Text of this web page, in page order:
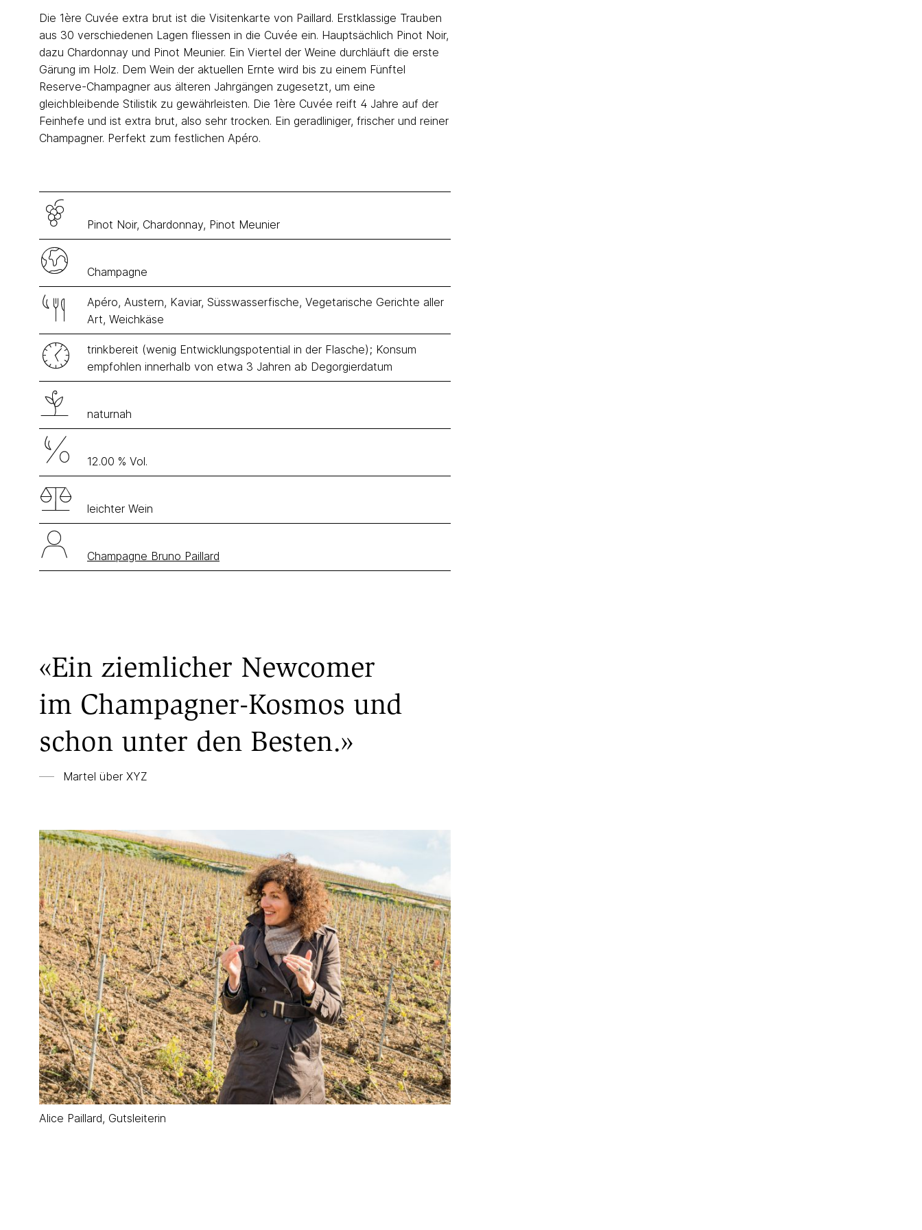
Die 1ère Cuvée extra brut ist die Visitenkarte von Paillard. Erstklassige Trauben
aus 30 verschiedenen Lagen fliessen in die Cuvée ein. Hauptsächlich Pinot Noir,
dazu Chardonnay und Pinot Meunier. Ein Viertel der Weine durchläuft die erste
Gärung im Holz. Dem Wein der aktuellen Ernte wird bis zu einem Fünftel
Reserve-Champagner aus älteren Jahrgängen zugesetzt, um eine
gleichbleibende Stilistik zu gewährleisten. Die 1ère Cuvée reift 4 Jahre auf der
Feinhefe und ist extra brut, also sehr trocken. Ein geradliniger, frischer und reiner
Champagner. Perfekt zum festlichen Apéro.
Pinot Noir, Chardonnay, Pinot Meunier
Champagne
Apéro, Austern, Kaviar, Süsswasserfische, Vegetarische Gerichte aller
Art, Weichkäse
trinkbereit (wenig Entwicklungspotential in der Flasche); Konsum
empfohlen innerhalb von etwa 3 Jahren ab Degorgierdatum
naturnah
12.00 % Vol.
leichter Wein
Champagne Bruno Paillard
«Ein ziemlicher Newcomer
im Champagner-Kosmos und
schon unter den Besten.»
Martel über XYZ
Alice Paillard, Gutsleiterin